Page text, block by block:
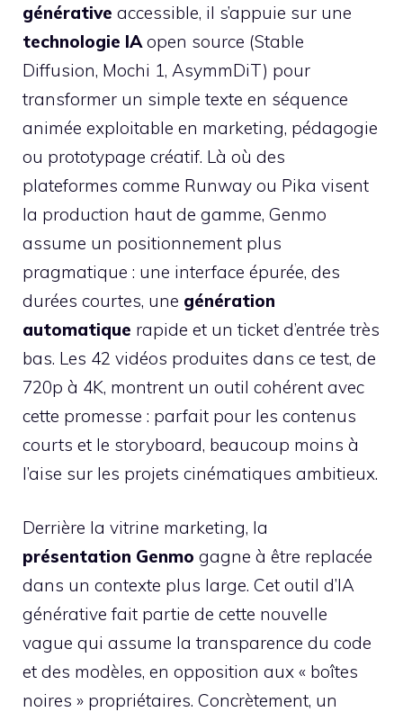
générative accessible, il s’appuie sur une
technologie IA open source (Stable
Diffusion, Mochi 1, AsymmDiT) pour
transformer un simple texte en séquence
animée exploitable en marketing, pédagogie
ou prototypage créatif. Là où des
plateformes comme Runway ou Pika visent
la production haut de gamme, Genmo
assume un positionnement plus
pragmatique : une interface épurée, des
durées courtes, une génération
automatique rapide et un ticket d’entrée très
bas. Les 42 vidéos produites dans ce test, de
720p à 4K, montrent un outil cohérent avec
cette promesse : parfait pour les contenus
courts et le storyboard, beaucoup moins à
l’aise sur les projets cinématiques ambitieux.
Derrière la vitrine marketing, la
présentation Genmo gagne à être replacée
dans un contexte plus large. Cet outil d’IA
générative fait partie de cette nouvelle
vague qui assume la transparence du code
et des modèles, en opposition aux « boîtes
noires » propriétaires. Concrètement, un